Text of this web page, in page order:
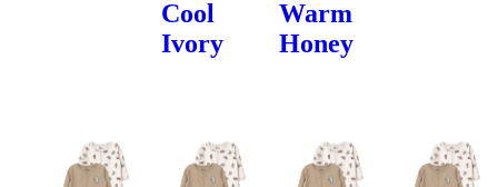
Cool
Ivory
Warm
Honey